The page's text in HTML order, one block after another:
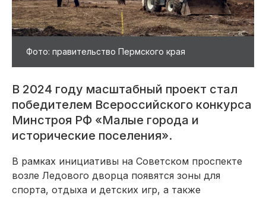
Фото: правительство Пермского края
В 2024 году масштабный проект стал
победителем Всероссийского конкурса
Минстроя РФ «Малые города и
исторические поселения».
В рамках инициативы на Советском проспекте
возле Ледового дворца появятся зоны для
спорта, отдыха и детских игр, а также